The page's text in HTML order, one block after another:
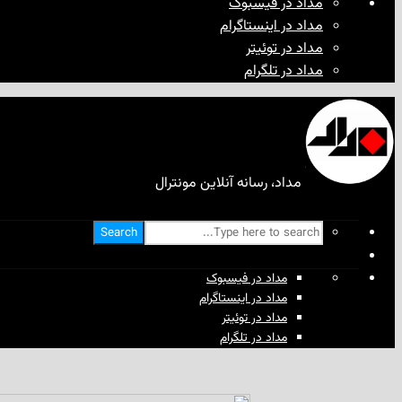
مداد در اینستاگرام
مداد در توئیتر
مداد در تلگرام
مداد، رسانه آنلاین مونترال
Search
مداد در فیسبوک
مداد در اینستاگرام
مداد در توئیتر
مداد در تلگرام